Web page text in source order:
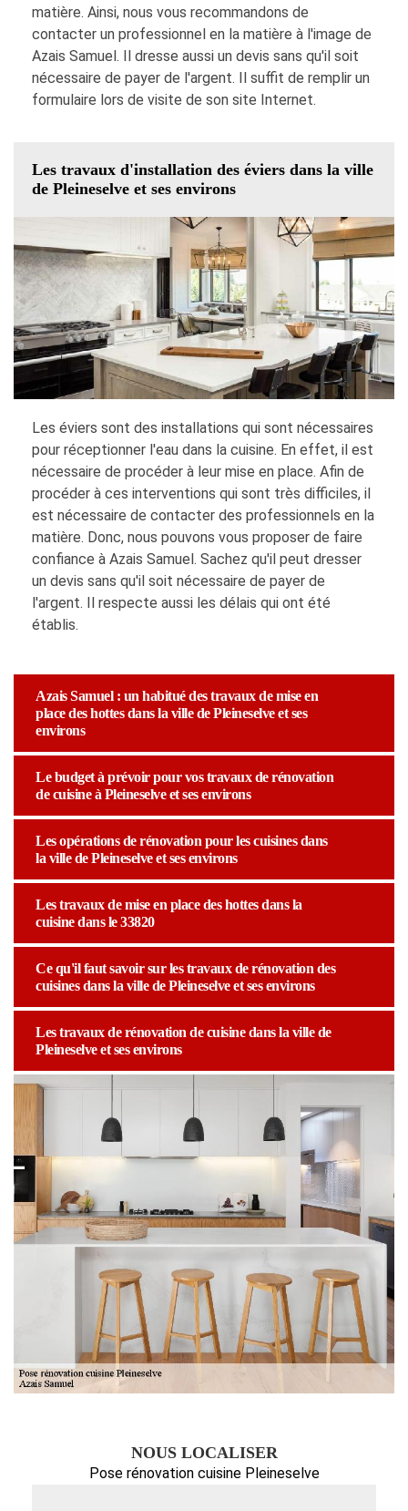
matière. Ainsi, nous vous recommandons de
contacter un professionnel en la matière à l'image de
Azais Samuel. Il dresse aussi un devis sans qu'il soit
nécessaire de payer de l'argent. Il suffit de remplir un
formulaire lors de visite de son site Internet.
Les travaux d'installation des éviers dans la ville
de Pleineselve et ses environs
Les éviers sont des installations qui sont nécessaires
pour réceptionner l'eau dans la cuisine. En effet, il est
nécessaire de procéder à leur mise en place. Afin de
procéder à ces interventions qui sont très difficiles, il
est nécessaire de contacter des professionnels en la
matière. Donc, nous pouvons vous proposer de faire
confiance à Azais Samuel. Sachez qu'il peut dresser
un devis sans qu'il soit nécessaire de payer de
l'argent. Il respecte aussi les délais qui ont été
établis.
Azais Samuel : un habitué des travaux de mise en
place des hottes dans la ville de Pleineselve et ses
environs
Le budget à prévoir pour vos travaux de rénovation
de cuisine à Pleineselve et ses environs
Les opérations de rénovation pour les cuisines dans
la ville de Pleineselve et ses environs
Les travaux de mise en place des hottes dans la
cuisine dans le 33820
Ce qu'il faut savoir sur les travaux de rénovation des
cuisines dans la ville de Pleineselve et ses environs
Les travaux de rénovation de cuisine dans la ville de
Pleineselve et ses environs
NOUS LOCALISER
Pose rénovation cuisine Pleineselve